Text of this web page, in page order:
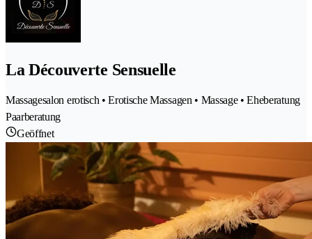
La Découverte Sensuelle
Massagesalon erotisch • Erotische Massagen • Massage • Eheberatung
Paarberatung
Geöffnet